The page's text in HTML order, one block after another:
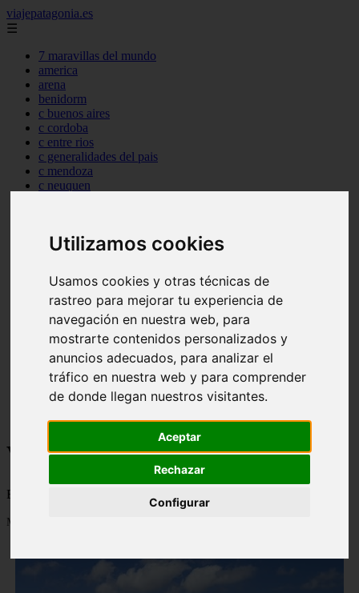
Utilizamos cookies
Usamos cookies y otras técnicas de
rastreo para mejorar tu experiencia de
navegación en nuestra web, para
mostrarte contenidos personalizados y
anuncios adecuados, para analizar el
tráfico en nuestra web y para comprender
de donde llegan nuestros visitantes.
Aceptar
Rechazar
Configurar
viajepatagonia.es
☰
7 maravillas del mundo
america
arena
benidorm
c buenos aires
c cordoba
c entre rios
c generalidades del pais
c mendoza
c neuquen
c tierra de fuego
carmen
category
destinos
gijon
lanzarote
live
monumentos
naturaleza
san
Viajes a la Patagonia
Blog sobre la Patagonia en particular y sobre turismo en general
Mostrando 1 - 24 de 478 artículos